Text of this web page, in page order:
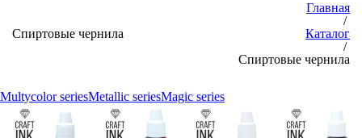
Спиртовые чернила
Главная
/
Каталог
/
Спиртовые чернила
Multycolor seriesMetallic seriesMagic series